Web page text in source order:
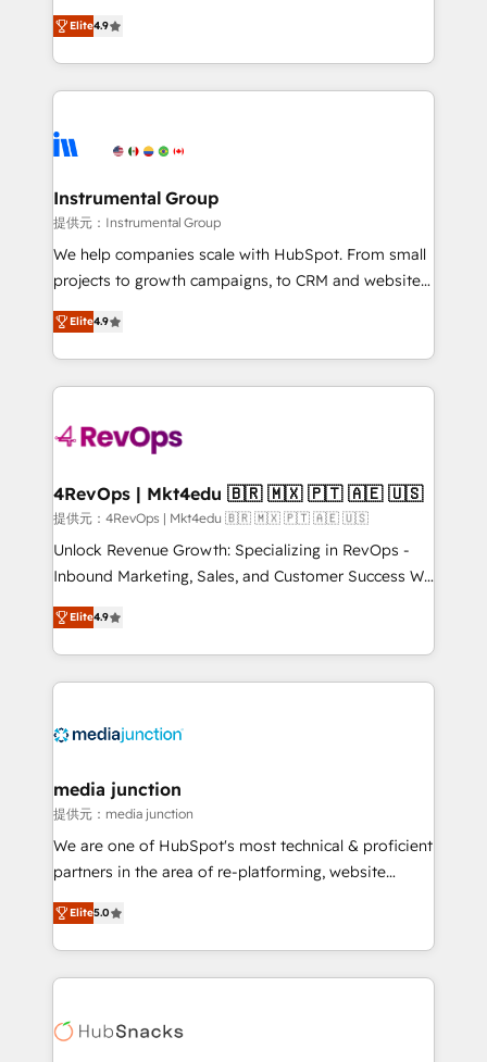
and service to drive sustainable growth With 6 key
HubSpot accreditations and experience across
teams has worked with clients just like you Let’s
explore whether S2 is the partner you’ve been
operational efficiency of HubSpot. The fastest-
growing tech-enabler & facilitator, MakeWebBetter,
hands you the blend of HubSpot expertise &
eminent solutions & integrations. Trust us to
Elite Partners with 10+ years of HubSpot experience
Premier Partner 2023 🌟5 HubSpot Accreditations 🌟
Won HubSpot Theme Challenge 2021 🌟INBOUND’19
HubSpot Rising Star Why us? Harnessing the full
potential of the powerful HubSpot CRM. ✔️A team of
HubSpot experience ✔️Flexible pricing models —
Hourly-fee (assigned one Dedicated HubSpot
requirement). ✔️Helped over 25,000+ customers so
far with our HubSpot solutions. ✔️Bespoke apps &
on-demand bundle services. Connect with us today!
Elite4.9
Instrumental Group
提供元：Instrumental Group
We help companies scale with HubSpot. From small
projects to growth campaigns, to CRM and websites.
Hire an agency that's experienced in every inch of
HubSpot and willing to work hand-in-hand with your
team to simplify the complex and build a better
experience for your team and customers.
Elite4.9
4RevOps | Mkt4edu 🇧🇷 🇲🇽 🇵🇹 🇦🇪 🇺🇸
提供元：4RevOps | Mkt4edu 🇧🇷 🇲🇽 🇵🇹 🇦🇪 🇺🇸
Unlock Revenue Growth: Specializing in RevOps -
Inbound Marketing, Sales, and Customer Success We
specialize in driving revenue growth for companies
across industries through tailored marketing, sales,
and customer success strategies, utilizing RevOps
methodologies. As Latin America's largest HubSpot
offer unparalleled insights. Operating in five
Mexico, USA, and Portugal—we've executed over a
hundred successful operations. Our approach,
rooted in RevOps principles, integrates analysis,
training, planning, and qualification. Leveraging
inbound marketing tactics, we focus on
understanding, nurturing, and converting leads.
competitive market.
Elite4.9
media junction
提供元：media junction
We are one of HubSpot's most technical & proficient
partners in the area of re-platforming, website
design & development. We specialize in multi-hub
implementations for mid-market & enterprise
companies. We are woman-owned, powered by
coffee, and we ❤️ dogs. We produce award-winning
Impact Award 🏆2022 Technical Expertise Impact
Elite5.0